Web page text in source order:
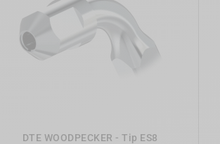
DTE WOODPECKER - Tip ES8